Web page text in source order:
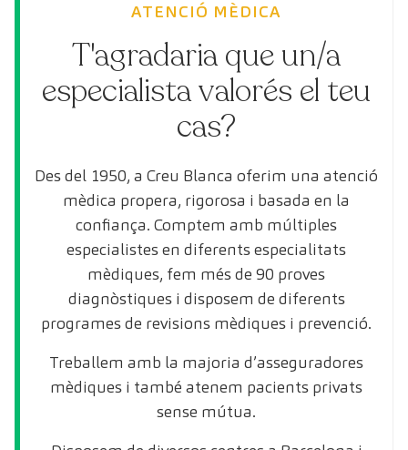
ATENCIÓ MÈDICA
T'agradaria que un/a
especialista valorés el teu
cas?
Des del 1950, a Creu Blanca oferim una atenció
mèdica propera, rigorosa i basada en la
confiança. Comptem amb múltiples
especialistes en diferents especialitats
mèdiques, fem més de 90 proves
diagnòstiques i disposem de diferents
programes de revisions mèdiques i prevenció.
Treballem amb la majoria d’asseguradores
mèdiques i també atenem pacients privats
sense mútua.